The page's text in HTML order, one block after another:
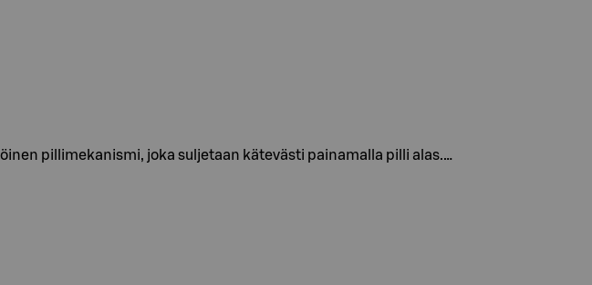
pillimekanismi, joka suljetaan kätevästi painamalla pilli alas.…